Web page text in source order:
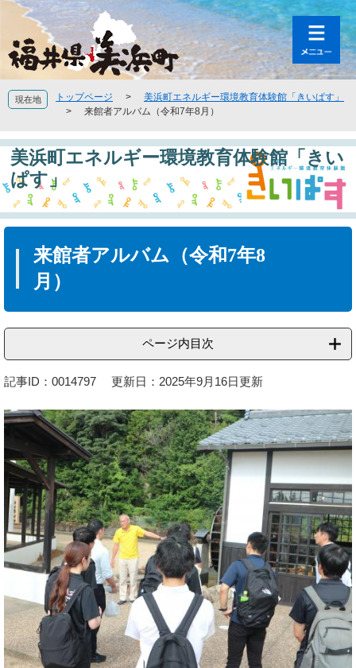
の
頭
で
。
ー
飛
ば
て
へ
現在地 トップページ >
美浜町エネルギー環境教育体験館「きいぱす」
>
来館者アルバム（令和7年8月）
美浜町エネルギー環境教育体験館「きい
ぱす」
来館者アルバム（令和7年8
月）
ページ内目次
記事ID：0014797 更新日：2025年9月16日更新